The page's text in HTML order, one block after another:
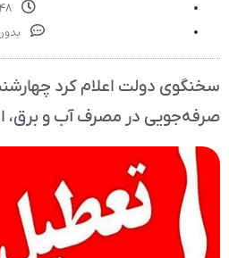
صرفه‌جویی در مصرف آب و برق،